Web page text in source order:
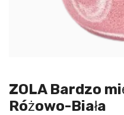
ZOLA Bardzo
Różowo-Biała